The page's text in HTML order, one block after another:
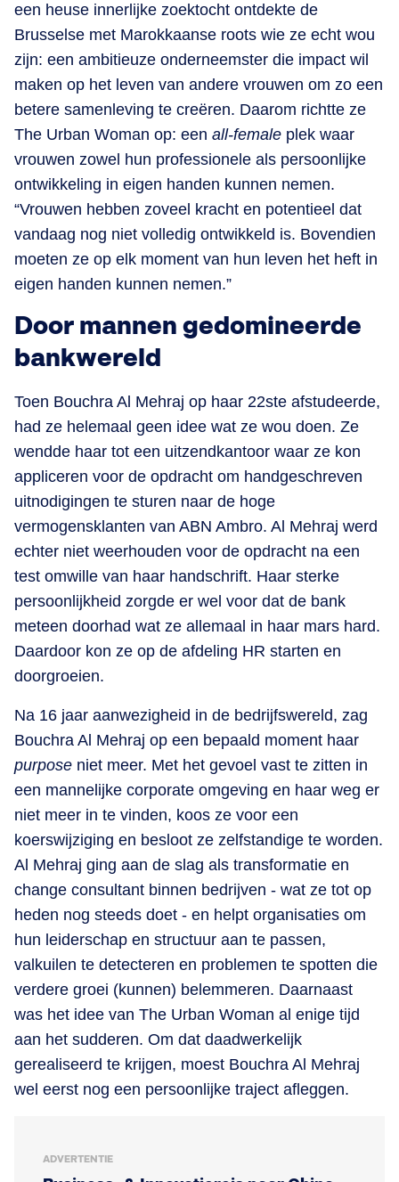
een heuse innerlijke zoektocht ontdekte de
Brusselse met Marokkaanse roots wie ze echt wou
zijn: een ambitieuze onderneemster die impact wil
maken op het leven van andere vrouwen om zo een
betere samenleving te creëren. Daarom richtte ze
The Urban Woman op: een all-female plek waar
vrouwen zowel hun professionele als persoonlijke
ontwikkeling in eigen handen kunnen nemen.
“Vrouwen hebben zoveel kracht en potentieel dat
vandaag nog niet volledig ontwikkeld is. Bovendien
moeten ze op elk moment van hun leven het heft in
eigen handen kunnen nemen.”
Door mannen gedomineerde
bankwereld
Toen Bouchra Al Mehraj op haar 22ste afstudeerde,
had ze helemaal geen idee wat ze wou doen. Ze
wendde haar tot een uitzendkantoor waar ze kon
appliceren voor de opdracht om handgeschreven
uitnodigingen te sturen naar de hoge
vermogensklanten van ABN Ambro. Al Mehraj werd
echter niet weerhouden voor de opdracht na een
test omwille van haar handschrift. Haar sterke
persoonlijkheid zorgde er wel voor dat de bank
meteen doorhad wat ze allemaal in haar mars hard.
Daardoor kon ze op de afdeling HR starten en
doorgroeien.
Na 16 jaar aanwezigheid in de bedrijfswereld, zag
Bouchra Al Mehraj op een bepaald moment haar
purpose niet meer. Met het gevoel vast te zitten in
een mannelijke corporate omgeving en haar weg er
niet meer in te vinden, koos ze voor een
koerswijziging en besloot ze zelfstandige te worden.
Al Mehraj ging aan de slag als transformatie en
change consultant binnen bedrijven - wat ze tot op
heden nog steeds doet - en helpt organisaties om
hun leiderschap en structuur aan te passen,
valkuilen te detecteren en problemen te spotten die
verdere groei (kunnen) belemmeren. Daarnaast
was het idee van The Urban Woman al enige tijd
aan het sudderen. Om dat daadwerkelijk
gerealiseerd te krijgen, moest Bouchra Al Mehraj
wel eerst nog een persoonlijke traject afleggen.
ADVERTENTIE